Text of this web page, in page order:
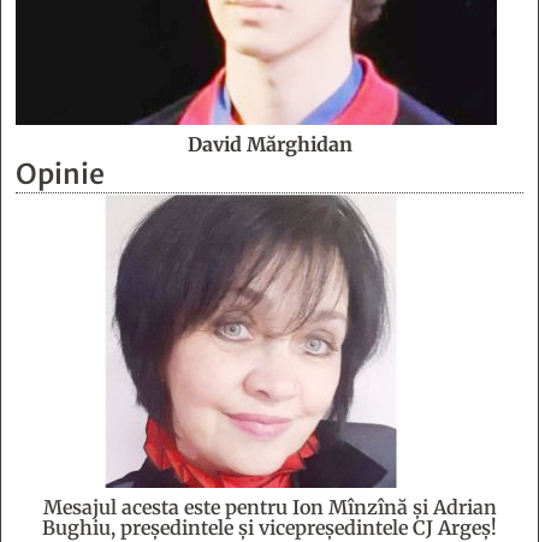
David Mărghidan
Opinie
Mesajul acesta este pentru Ion Mînzînă şi Adrian
Bughiu, preşedintele şi vicepreşedintele CJ Argeş!